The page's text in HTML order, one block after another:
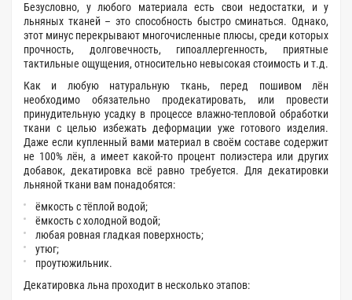
Безусловно, у любого материала есть свои недостатки, и у
льняных тканей – это способность быстро сминаться. Однако,
этот минус перекрывают многочисленные плюсы, среди которых
прочность, долговечность, гипоаллергенность, приятные
тактильные ощущения, относительно невысокая стоимость и т.д.
Как и любую натуральную ткань, перед пошивом лён
необходимо обязательно продекатировать, или провести
принудительную усадку в процессе влажно-тепловой обработки
ткани с целью избежать деформации уже готового изделия.
Даже если купленный вами материал в своём составе содержит
не 100% лён, а имеет какой-то процент полиэстера или других
добавок, декатировка всё равно требуется. Для декатировки
льняной ткани вам понадобятся:
ёмкость с тёплой водой;
ёмкость с холодной водой;
любая ровная гладкая поверхность;
утюг;
проутюжильник.
Декатировка льна проходит в несколько этапов: